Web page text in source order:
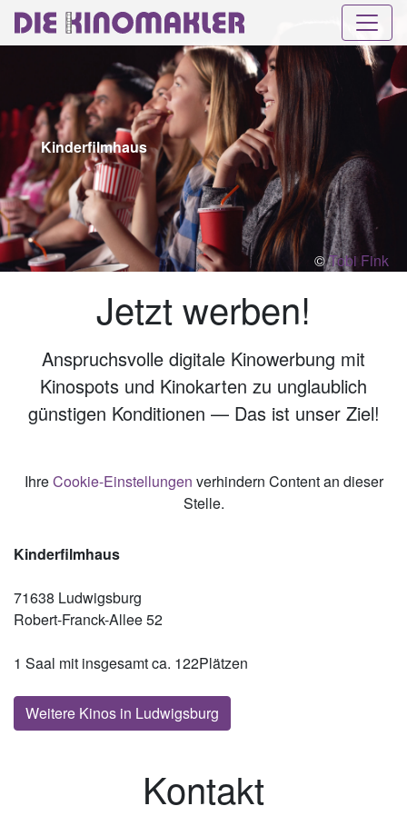
Kinderfilmhaus
©Tobi Fink
Jetzt werben!
Anspruchsvolle digitale Kinowerbung mit
Kinospots und Kinokarten zu unglaublich
günstigen Konditionen — Das ist unser Ziel!
IhreCookie-Einstellungen verhindern Content an dieser
Stelle.
Kinderfilmhaus
71638 Ludwigsburg
Robert-Franck-Allee 52
1 Saal mit insgesamt ca. 122Plätzen
Weitere Kinos in Ludwigsburg
Kontakt